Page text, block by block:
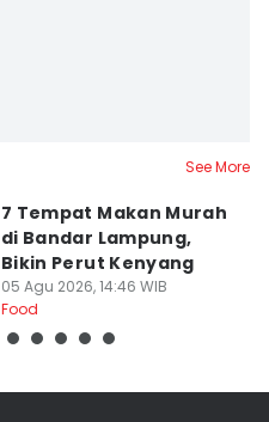
See More
7 Tempat Makan Murah
di Bandar Lampung,
Bikin Perut Kenyang
05 Agu 2026, 14:46 WIB
Food